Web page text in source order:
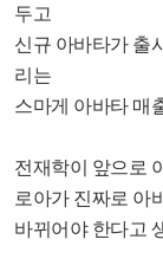
두고
신규 아바타가 출
리는
스마게 아바타 매
전재학이 앞으로
로아가 진짜로 아
바뀌어야 한다고